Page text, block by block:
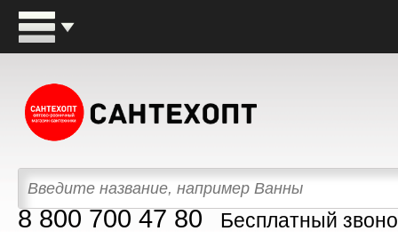
8 800 700 47 80 Бесплатный